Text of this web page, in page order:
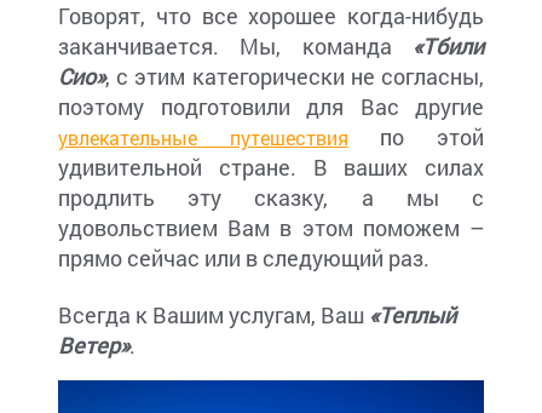
Говорят, что все хорошее когда-нибудь
заканчивается. Мы, команда «Тбили
Сио», с этим категорически не согласны,
поэтому подготовили для Вас другие
увлекательные путешествия
по этой
удивительной стране. В ваших силах
продлить эту сказку, а мы с
удовольствием Вам в этом поможем –
прямо сейчас или в следующий раз.
Всегда к Вашим услугам, Ваш «Теплый
Ветер».